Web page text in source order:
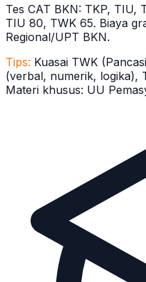
Tes CAT BKN: TKP, TIU,
TIU 80, TWK 65. Biaya
Regional/UPT BKN.
Tips: Kuasai TWK
(verbal, numerik, logika),
Materi khusus: UU